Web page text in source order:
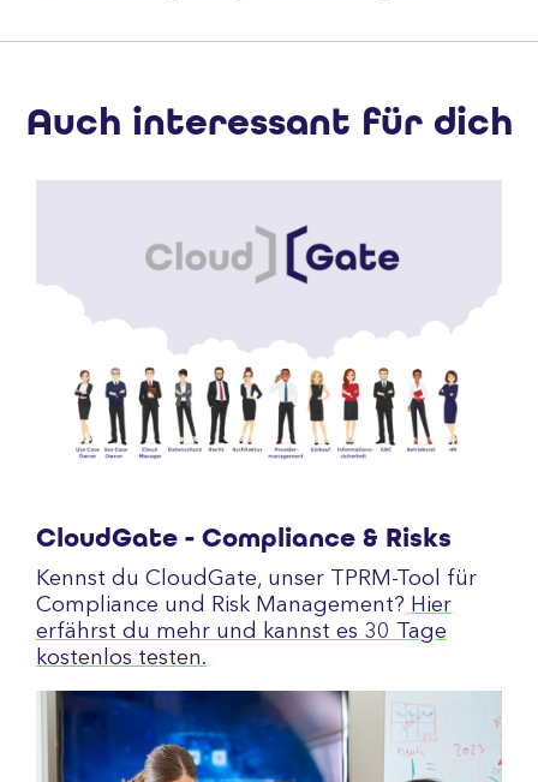
Auch interessant für dich
CloudGate - Compliance & Risks
Kennst du CloudGate, unser TPRM-Tool für
Compliance und Risk Management? Hier
erfährst du mehr und kannst es 30 Tage
kostenlos testen.